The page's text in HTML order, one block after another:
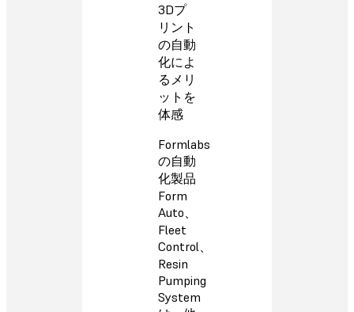
3Dプ
リント
の自動
化によ
るメリ
ットを
体感
Formlabs
の自動
化製品
Form
Auto、
Fleet
Control、
Resin
Pumping
System